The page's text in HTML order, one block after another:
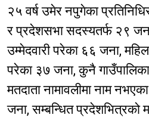
२५ वर्ष उमेर नपुगेका
र प्रदेशसभा सदस्यतर्फ २९ जना
उम्मेदवारी परेका ६६ जना,
परेका ३७ जना, कुनै
मतदाता नामावलीमा नाम
जना, सम्बन्धित प्रदेशभित्रको